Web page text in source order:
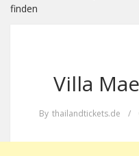
finden
Villa
By thailandtickets.de /